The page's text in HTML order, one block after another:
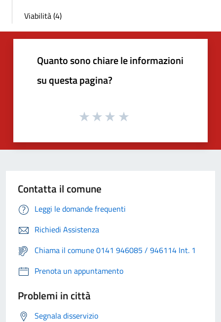
Viabilità (4)
Quanto sono chiare le informazioni
su questa pagina?
Contatta il comune
Leggi le domande frequenti
Richiedi Assistenza
Chiama il comune 0141 946085 / 946114 Int. 1
Prenota un appuntamento
Problemi in città
Segnala disservizio